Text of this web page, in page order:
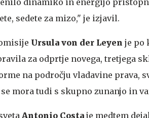
sedete za mizo," je izjavil.
Ursula von der Leyen je po
za odprtje novega, tretjega
na področju vladavine prava,
mora tudi s skupno zunanjo in
Antonio Costa je medtem